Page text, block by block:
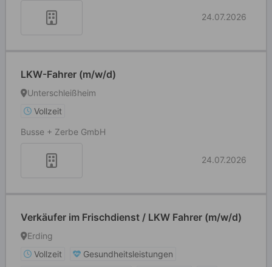
24.07.2026
LKW-Fahrer (m/w/d)
Unterschleißheim
Vollzeit
Busse + Zerbe GmbH
24.07.2026
Verkäufer im Frischdienst / LKW Fahrer (m/w/d)
Erding
Vollzeit
Gesundheitsleistungen